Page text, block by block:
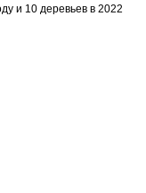
и 10 деревьев в 2022